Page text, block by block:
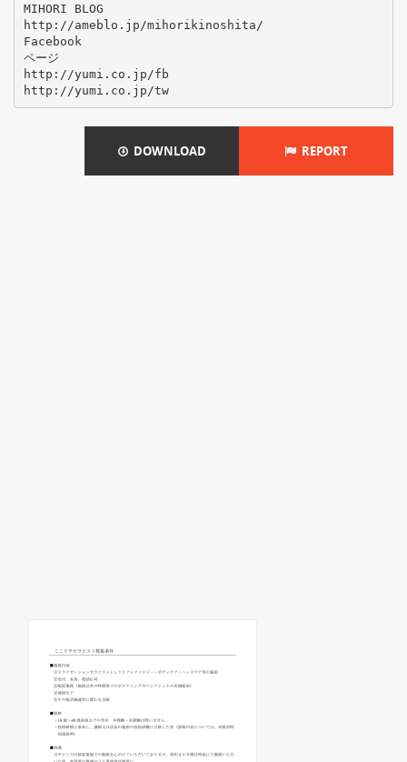
MIHORI BLOG
http://ameblo.jp/mihorikinoshita/
Facebook
ページ
http://yumi.co.jp/fb
http://yumi.co.jp/tw
DOWNLOAD REPORT